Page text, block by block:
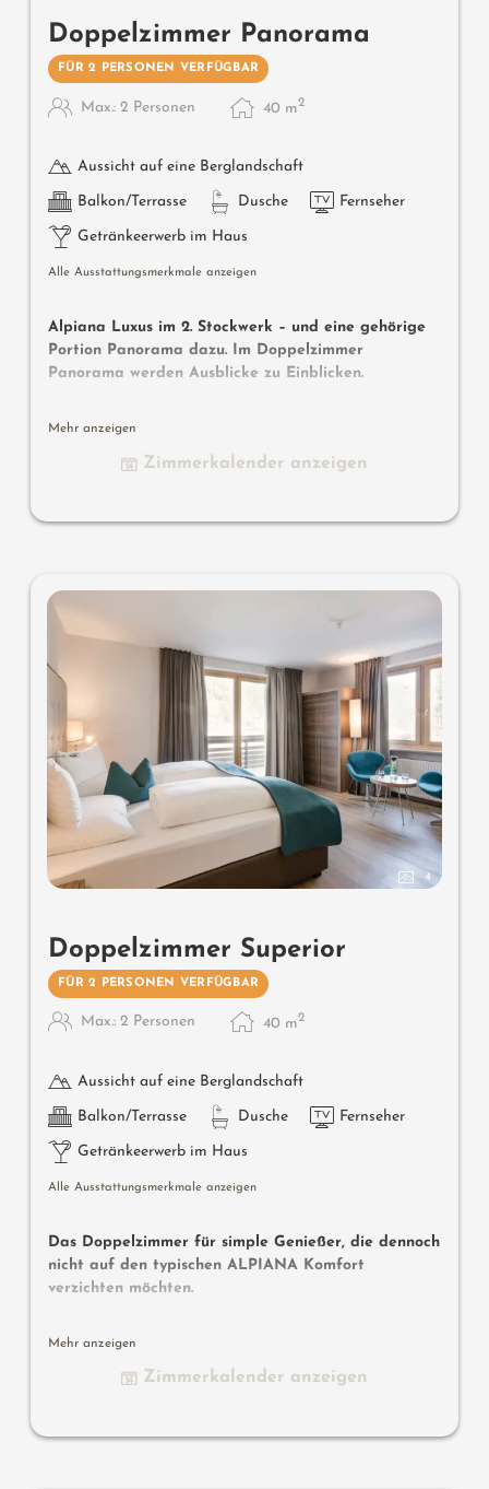
Doppelzimmer Panorama
FÜR 2 PERSONEN VERFÜGBAR
Max.: 2 Personen 40 m2
Aussicht auf eine Berglandschaft
Balkon/Terrasse Dusche Fernseher
Getränkeerwerb im Haus
Alle Ausstattungsmerkmale anzeigen
Alpiana Luxus im 2. Stockwerk – und eine gehörige
Portion Panorama dazu. Im Doppelzimmer
Panorama werden Ausblicke zu Einblicken.
mit Blick auf den Poolgarten und in die grüne Weite, im
einzigartigen Alpiana Design mit Eichenholz-Fußboden,
übergroßes Luxus-Doppelbett
- zur Südseite mit Blick auf den Poolgarten und in die
- ausschließlich im 2. Stockwerk
- modernes Badezimmer mit Dusche
- teilweise mit getrenntem WC
- großzügiger Pergola-Balkon mit Blick auf den
Poolgarten
- übergroßes Luxus-Doppelbett
Mehr anzeigen
Zimmerkalender anzeigen
4
Doppelzimmer Superior
FÜR 2 PERSONEN VERFÜGBAR
Max.: 2 Personen 40 m2
Aussicht auf eine Berglandschaft
Balkon/Terrasse Dusche Fernseher
Getränkeerwerb im Haus
Alle Ausstattungsmerkmale anzeigen
Das Doppelzimmer für simple Genießer, die dennoch
nicht auf den typischen ALPIANA Komfort
verzichten möchten.
einzigartigen ALPIANA Design mit Eichenholz-
Fußboden, Blick in die Natur, Dusche, mit Balkon, Flat-
Mehr anzeigen
Zimmerkalender anzeigen